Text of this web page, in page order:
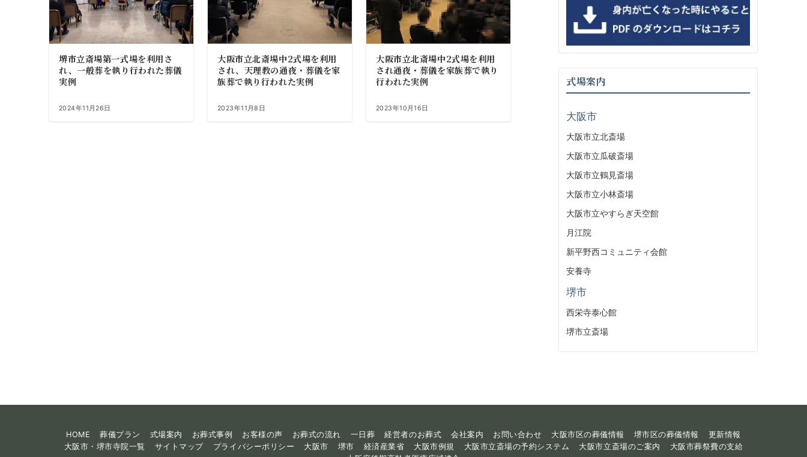
堺市立斎場第一式場を利用さ
れ、一般葬を執り行われた葬儀
実例
2024年11月26日
大阪市立北斎場中2式場を利用
され、天理教の通夜・葬儀を家
族葬で執り行われた実例
2023年11月8日
大阪市立北斎場中2式場を利用
され通夜・葬儀を家族葬で執り
行われた実例
2023年10月16日
式場案内
大阪市
大阪市立北斎場
大阪市立瓜破斎場
大阪市立鶴見斎場
大阪市立小林斎場
大阪市立やすらぎ天空館
月江院
新平野西コミュニティ会館
安養寺
堺市
西栄寺泰心館
堺市立斎場
HOME 葬儀プラン 式場案内 お葬式事例 お客様の声 お葬式の流れ 一日葬 経営者のお葬式 会社案内 お問い合わせ 大阪市区の葬儀情報 堺市区の葬儀情報
更新情報
大阪市・堺市寺院一覧
サイトマップ プライバシーポリシー 大阪市 堺市 経済産業省 大阪市例規 大阪市立斎場の予約システム 大阪市立斎場のご案内
大阪市葬祭費の支給